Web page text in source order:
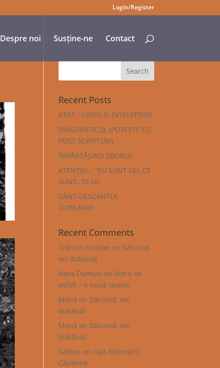
Login/Register
Despre noi Susține-ne Contact
Recent Posts
ATÂT : COVID ȘI ÎNȚELEPȚIRE
SINGURATICUL (POVESTE CU
POST SCRIPTUM)
ÎMPĂRTĂȘIND ZBORUL
ATENȚIE!… ”EU SUNT CEL CE
SUNT„ SE IA!
CÂNT-DESCÂNTUL
COPILĂRIEI
Recent Comments
Crăciun nicolae on Dăruind,
vei dobândi
Nora Damian onVidra de
asfalt – o nouă specie
Mona on Dăruind, vei
dobândi
Mona on Dăruind, vei
dobândi
Sătean on Liga Eliberării
Căpițelor